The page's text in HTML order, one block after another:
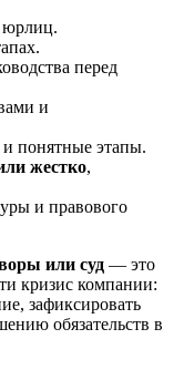
юрлиц.
перед
и
и понятные этапы.
жестко,
и правового
или суд — это
кризис компании:
зафиксировать
обязательств в